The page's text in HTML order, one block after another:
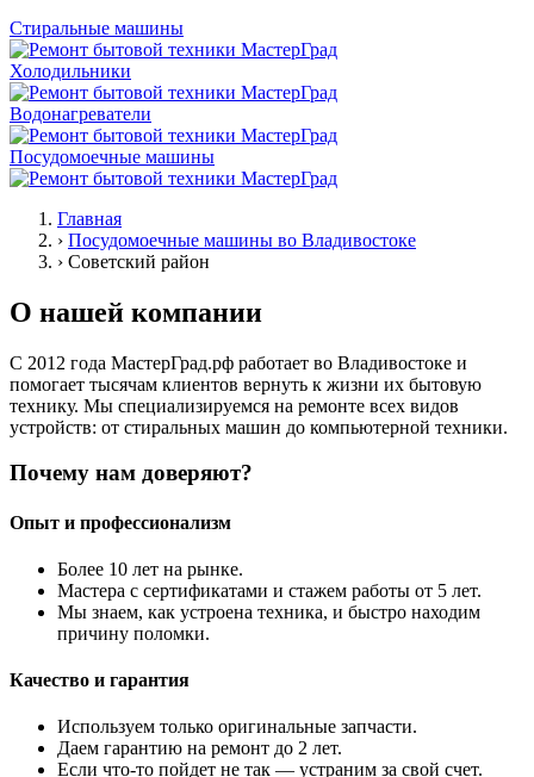
Стиральные машины
Холодильники
Водонагреватели
Посудомоечные машины
Главная
› Посудомоечные машины во Владивостоке
› Советский район
О нашей компании
С 2012 года МастерГрад.рф работает во Владивостоке и
помогает тысячам клиентов вернуть к жизни их бытовую
технику. Мы специализируемся на ремонте всех видов
устройств: от стиральных машин до компьютерной техники.
Почему нам доверяют?
Опыт и профессионализм
Более 10 лет на рынке.
Мастера с сертификатами и стажем работы от 5 лет.
Мы знаем, как устроена техника, и быстро находим
причину поломки.
Качество и гарантия
Используем только оригинальные запчасти.
Даем гарантию на ремонт до 2 лет.
Если что-то пойдет не так — устраним за свой счет.